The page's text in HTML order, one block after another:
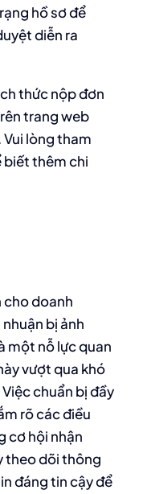
hồ sơ để
diễn ra
thức nộp đơn
trang web
lòng tham
biết thêm chi
cho doanh
bị ảnh
một nỗ lực quan
vượt qua khó
chuẩn bị đầy
rõ các điều
cơ hội nhận
theo dõi thông
đáng tin cậy để